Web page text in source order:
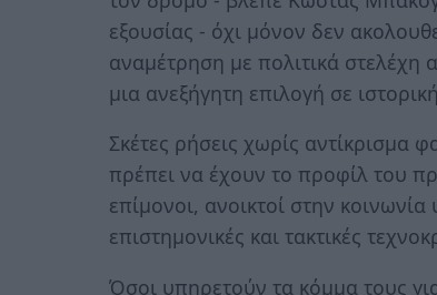
εξουσίας - όχι μόνον δεν
αναμέτρηση με πολιτικά
μια ανεξήγητη επιλογή σε
Σκέτες ρήσεις χωρίς αντίκρισμα
πρέπει να έχουν το προφίλ του
επίμονοι, ανοικτοί στην
επιστημονικές και τακτικές
Όσοι υπηρετούν τα κόμμα τους